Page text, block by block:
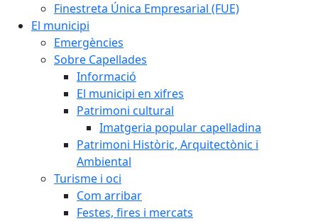
Finestreta Única Empresarial (FUE)
El municipi
Emergències
Sobre Capellades
Informació
El municipi en xifres
Patrimoni cultural
Imatgeria popular capelladina
Patrimoni Històric, Arquitectònic i
Ambiental
Turisme i oci
Com arribar
Festes, fires i mercats